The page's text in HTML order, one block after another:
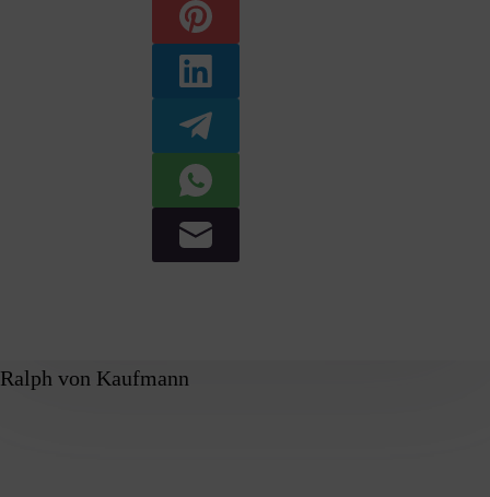
Ralph von Kaufmann